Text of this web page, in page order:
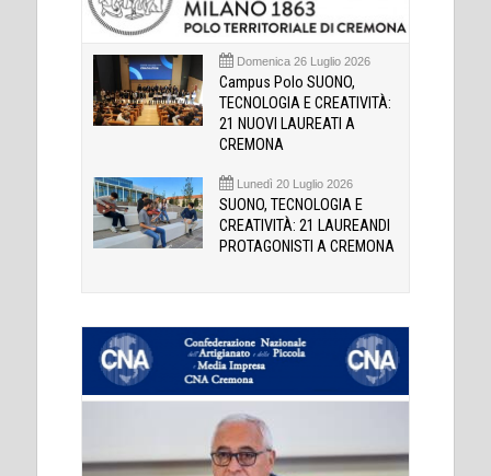
Domenica 26 Luglio 2026
Campus Polo SUONO,
TECNOLOGIA E CREATIVITÀ:
21 NUOVI LAUREATI A
CREMONA
Lunedì 20 Luglio 2026
SUONO, TECNOLOGIA E
CREATIVITÀ: 21 LAUREANDI
PROTAGONISTI A CREMONA